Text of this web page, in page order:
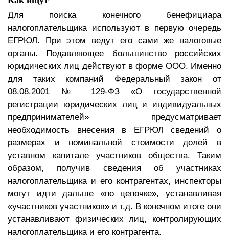
Для поиска конечного бенефициара
налогоплательщика используют в первую очередь
ЕГРЮЛ. При этом ведут его сами же налоговые
органы. Подавляющее большинство российских
юридических лиц действуют в форме ООО. Именно
для таких компаний Федеральный закон от
08.08.2001 № 129-ФЗ «О государственной
регистрации юридических лиц и индивидуальных
предпринимателей» предусматривает
необходимость внесения в ЕГРЮЛ сведений о
размерах и номинальной стоимости долей в
уставном капитале участников общества. Таким
образом, получив сведения об участниках
налогоплательщика и его контрагентах, инспекторы
могут идти дальше «по цепочке», устанавливая
«участников участников» и т.д. В конечном итоге они
устанавливают физических лиц, контролирующих
налогоплательщика и его контрагента.